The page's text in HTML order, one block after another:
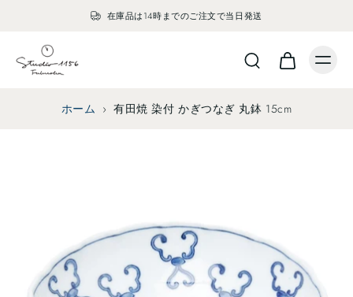
在庫品は14時までのご注文で当日発送
ホーム › 有田焼 染付 かぎつなぎ 丸鉢 15cm